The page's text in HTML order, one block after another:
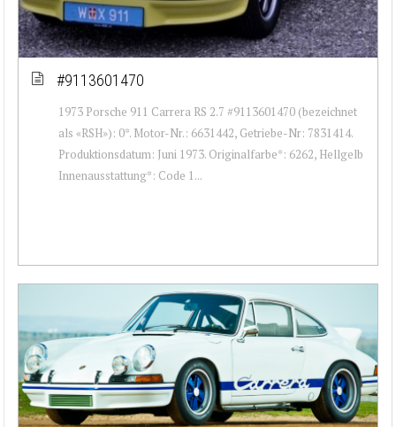
#9113601470
1973 Porsche 911 Carrera RS 2.7 #9113601470 (bezeichnet
als «RSH»): 0*. Motor-Nr.: 6631442, Getriebe-Nr: 7831414.
Produktionsdatum: Juni 1973. Originalfarbe*: 6262, Hellgelb
Innenausstattung*: Code 1...